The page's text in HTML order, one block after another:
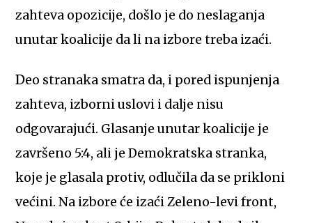
zahteva opozicije, došlo je do neslaganja
unutar koalicije da li na izbore treba izaći.
Deo stranaka smatra da, i pored ispunjenja
zahteva, izborni uslovi i dalje nisu
odgovarajući. Glasanje unutar koalicije je
završeno 5:4, ali je Demokratska stranka,
koje je glasala protiv, odlučila da se prikloni
većini. Na izbore će izaći Zeleno-levi front,